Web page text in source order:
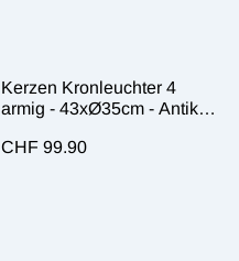
Kerzen Kronleuchter 4
armig - 43xØ35cm - Antik
CHF 99.90